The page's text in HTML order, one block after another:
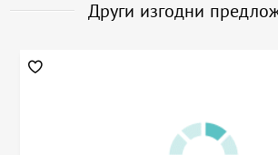
Други изгодни